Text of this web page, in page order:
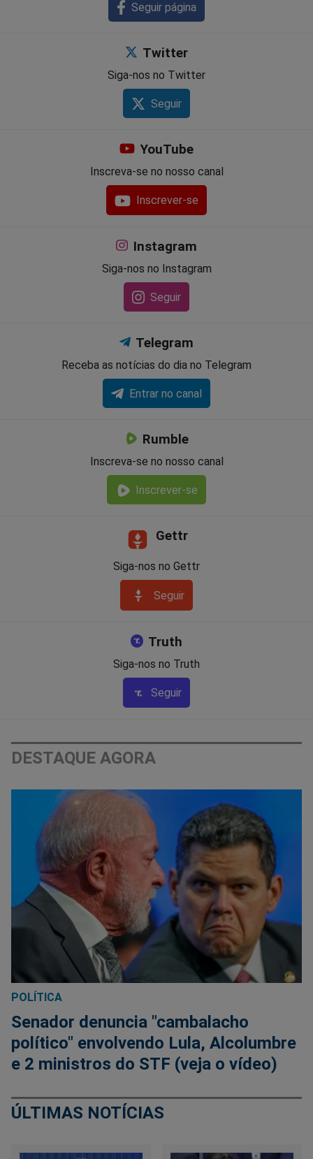
Seguir página
Twitter
Siga-nos no Twitter
Seguir
YouTube
Inscreva-se no nosso canal
Inscrever-se
Instagram
Siga-nos no Instagram
Seguir
Telegram
Receba as notícias do dia no Telegram
Entrar no canal
Rumble
Inscreva-se no nosso canal
Inscrever-se
Gettr
Siga-nos no Gettr
Seguir
Truth
Siga-nos no Truth
Seguir
DESTAQUE AGORA
POLÍTICA
Senador denuncia "cambalacho
político" envolvendo Lula, Alcolumbre
e 2 ministros do STF (veja o vídeo)
ÚLTIMAS NOTÍCIAS